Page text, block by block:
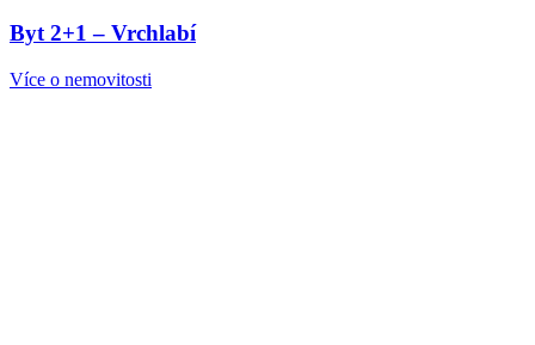
Byt 2+1 – Vrchlabí
Více o nemovitosti